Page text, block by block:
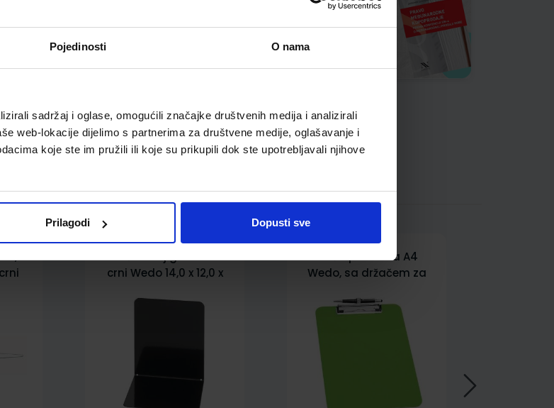
Pojedinosti O nama
sadržaj i oglase, omogućili značajke društvenih medija i analizirali
web-lokacije dijelimo s partnerima za društvene medije, oglašavanje i
koje ste im pružili ili koje su prikupili dok ste upotrebljavali njihove
Prilagodi Dopusti sve
sa strane
Držač za knjige metalni
crni Wedo 14,0 x 12,0 x
Ploča podložna A4
Wedo, sa držačem za